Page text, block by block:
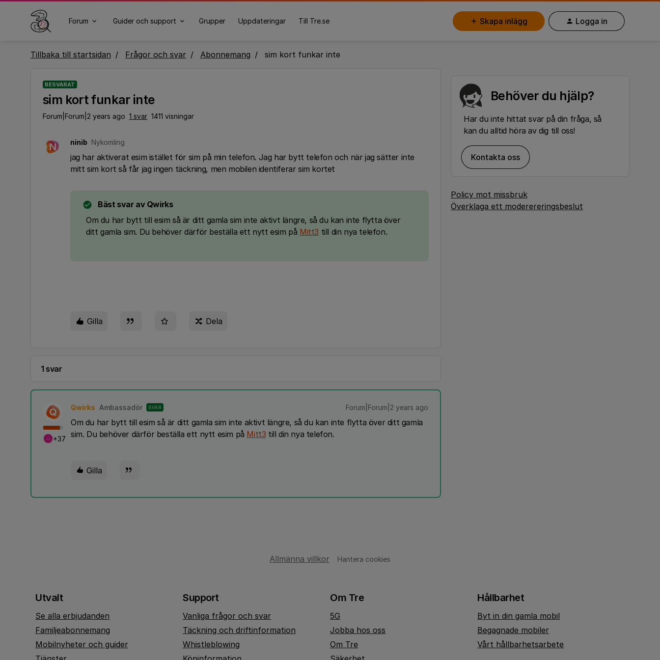
Forum Guider och support Grupper Uppdateringar Till Tre.se Skapa inlägg Logga in
Tillbaka till startsidan Frågor och svar Abonnemang sim kort funkar inte
BESVARAT
sim kort funkar inte
Forum|Forum|2 years ago 1 svar 1411 visningar
N ninib Nykomling
jag har aktiverat esim istället för sim på min telefon. Jag har bytt telefon och när jag sätter inte
mitt sim kort så får jag ingen täckning, men mobilen identiferar sim kortet
Bäst svar av Qwirks
Om du har bytt till esim så är ditt gamla sim inte aktivt längre, så du kan inte flytta över
ditt gamla sim. Du behöver därför beställa ett nytt esim på Mitt3 till din nya telefon.
Gilla Dela
1 svar
Q
+37
Qwirks Ambassadör SVAR Forum|Forum|2 years ago
Om du har bytt till esim så är ditt gamla sim inte aktivt längre, så du kan inte flytta över ditt gamla
sim. Du behöver därför beställa ett nytt esim på Mitt3 till din nya telefon.
Gilla
Behöver du hjälp?
Har du inte hittat svar på din fråga, så
kan du alltid höra av dig till oss!
Kontakta oss
Policy mot missbruk
Överklaga ett moderereringsbeslut
Allmänna villkor Hantera cookies
Utvalt
Se alla erbjudanden
Familjeabonnemang
Mobilnyheter och guider
Support
Vanliga frågor och svar
Täckning och driftinformation
Whistleblowing
Om Tre
5G
Jobba hos oss
Om Tre
Hållbarhet
Byt in din gamla mobil
Begagnade mobiler
Vårt hållbarhetsarbete